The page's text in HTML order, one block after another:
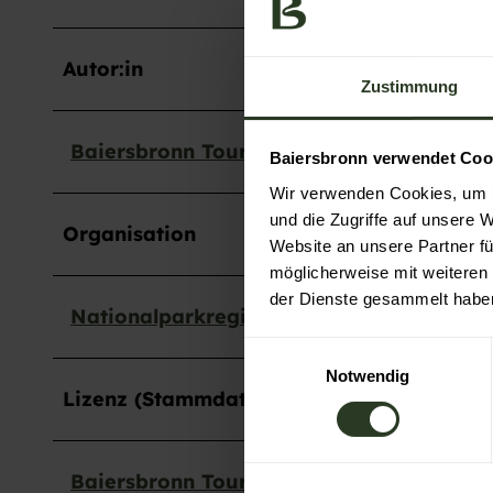
Zustimmung
Baiersbronn verwendet
Wir verwenden Cookies,
und die Zugriffe auf unsere
Website an unsere Partner
möglicherweise mit
der Dienste gesammelt
n
l
Notwendig
Autor:in
Baiersbronn Touristik
Organisation
Nationalparkregion Schwarzwald GmbH
Lizenz (Stammdaten)
Baiersbronn Touristik